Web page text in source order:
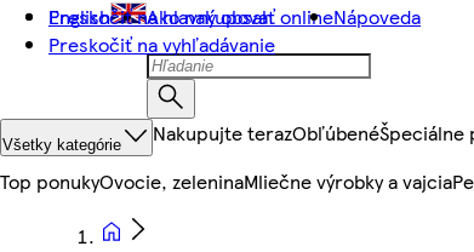
Preskočiť na hlavný obsah
Preskočiť na vyhľadávanie
English Ako nakupovať onlineNápoveda
Všetky kategórie Nakupujte terazObľúbenéŠpeciálne
Top ponukyOvocie, zeleninaMliečne výrobky a vajcia